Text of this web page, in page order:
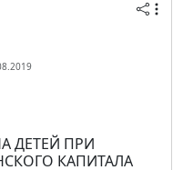
ДЕТЕЙ ПРИ
КАПИТАЛА